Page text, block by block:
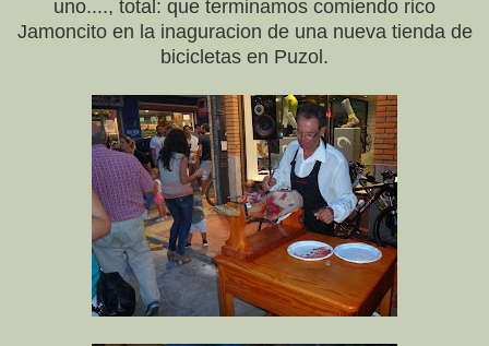
uno...., total: que terminamos comiendo rico
Jamoncito en la inaguracion de una nueva tienda de
bicicletas en Puzol.